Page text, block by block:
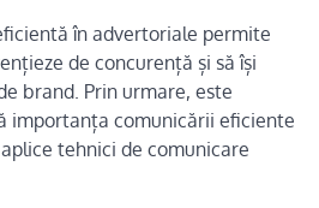
în advertoriale permite
de concurență și să își
brand. Prin urmare, este
importanța comunicării eficiente
tehnici de comunicare